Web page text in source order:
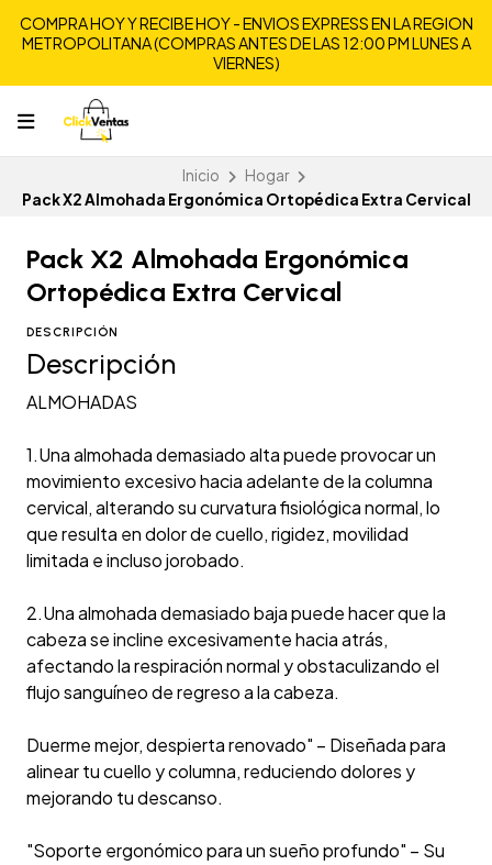
COMPRA HOY Y RECIBE HOY - ENVIOS EXPRESS EN LA REGION
METROPOLITANA (COMPRAS ANTES DE LAS 12:00 PM LUNES A
VIERNES)
Inicio
Hogar
Pack X2 Almohada Ergonómica Ortopédica Extra Cervical
Pack X2 Almohada Ergonómica
Ortopédica Extra Cervical
DESCRIPCIÓN
Descripción
ALMOHADAS
1.Una almohada demasiado alta puede provocar un
movimiento excesivo hacia adelante de la columna
cervical, alterando su curvatura fisiológica normal, lo
que resulta en dolor de cuello, rigidez, movilidad
limitada e incluso jorobado.
2.Una almohada demasiado baja puede hacer que la
cabeza se incline excesivamente hacia atrás,
afectando la respiración normal y obstaculizando el
flujo sanguíneo de regreso a la cabeza.
Duerme mejor, despierta renovado" – Diseñada para
alinear tu cuello y columna, reduciendo dolores y
mejorando tu descanso.
"Soporte ergonómico para un sueño profundo" – Su